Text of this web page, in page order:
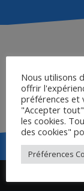
DÉCOUPAGE
Nous utilisons
offrir
préférences et
"Accepter
les cookies.
des cookies"
Préférences